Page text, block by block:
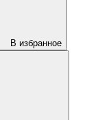
В избранное